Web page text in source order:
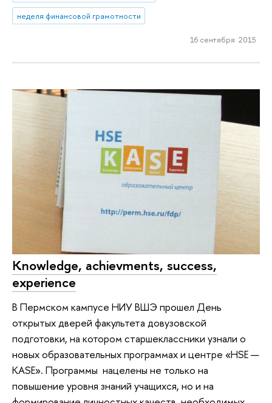
неделя финансовой грамотности
16 сентября 2015
Knowledge, achievments, success,
experience
В Пермском кампусе НИУ ВШЭ прошел День
открытых дверей факультета довузовской
подготовки, на котором старшеклассники узнали о
новых образовательных программах и центре «HSE —
KASE». Программы нацелены не только на
повышение уровня знаний учащихся, но и на